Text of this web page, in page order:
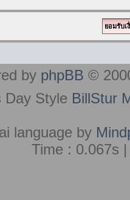
by phpBB ©
Day Style BillStur
language by
Time : 0.067s